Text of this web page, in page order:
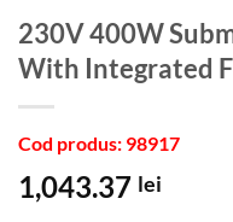
230V 400W Submersible Water Pump
With Integrated
Cod produs: 98917
1,043.37 lei